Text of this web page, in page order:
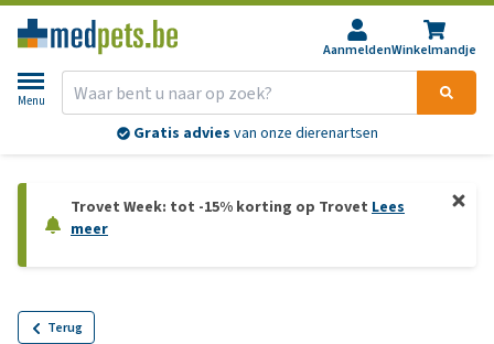
AanmeldenWinkelmandje
Menu
Gratis advies van onze dierenartsen
Trovet Week: tot -15% korting op Trovet Lees
meer
Terug